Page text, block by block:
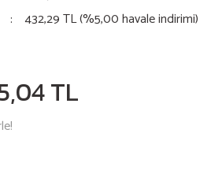
432,29 TL (%5,00 havale indirimi)
TL